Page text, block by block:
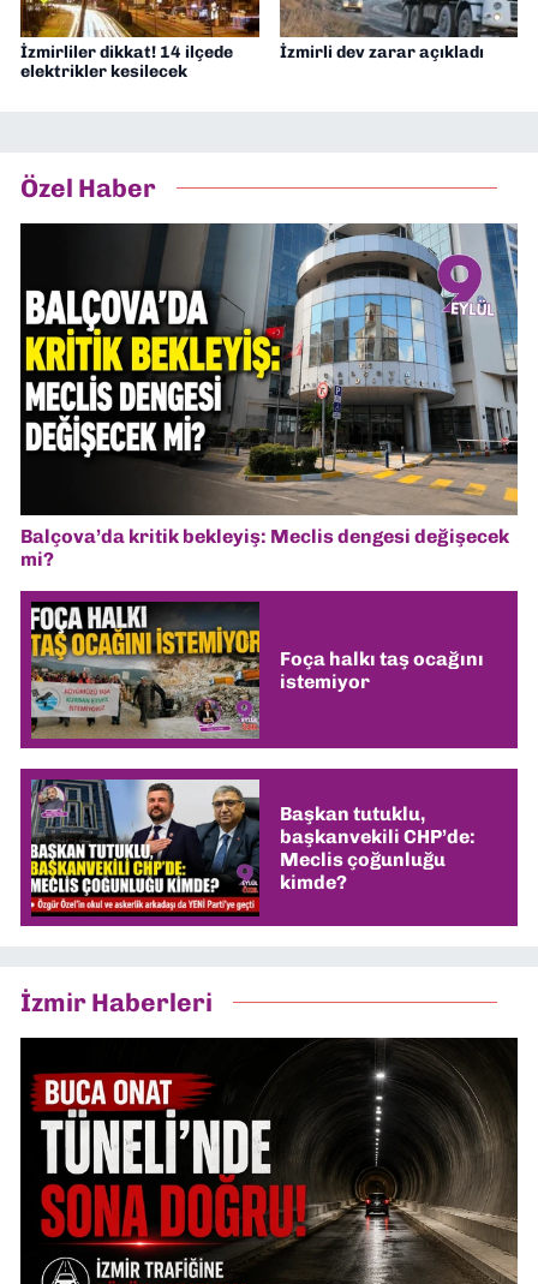
İzmirliler dikkat! 14 ilçede
elektrikler kesilecek
İzmirli dev zarar açıkladı
Özel Haber
Balçova’da kritik bekleyiş: Meclis dengesi değişecek
mi?
Foça halkı taş ocağını
istemiyor
Başkan tutuklu,
başkanvekili CHP’de:
Meclis çoğunluğu
kimde?
İzmir Haberleri